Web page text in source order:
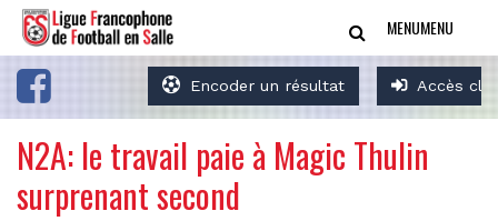
Encoder un résultat Accès
MENUMENU
N2A: le travail paie à Magic Thulin
surprenant second